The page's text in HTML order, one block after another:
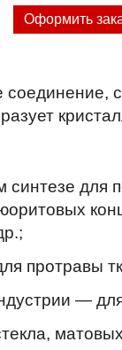
Оформить
для
протравы
— для